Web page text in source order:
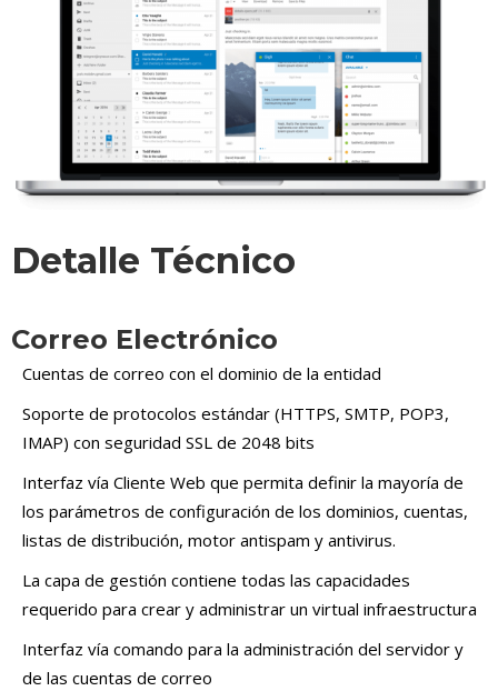
Detalle Técnico
Correo Electrónico
Cuentas de correo con el dominio de la entidad
Soporte de protocolos estándar (HTTPS, SMTP, POP3,
IMAP) con seguridad SSL de 2048 bits
Interfaz vía Cliente Web que permita definir la mayoría de
los parámetros de configuración de los dominios, cuentas,
listas de distribución, motor antispam y antivirus.
La capa de gestión contiene todas las capacidades
requerido para crear y administrar un virtual infraestructura
Interfaz vía comando para la administración del servidor y
de las cuentas de correo